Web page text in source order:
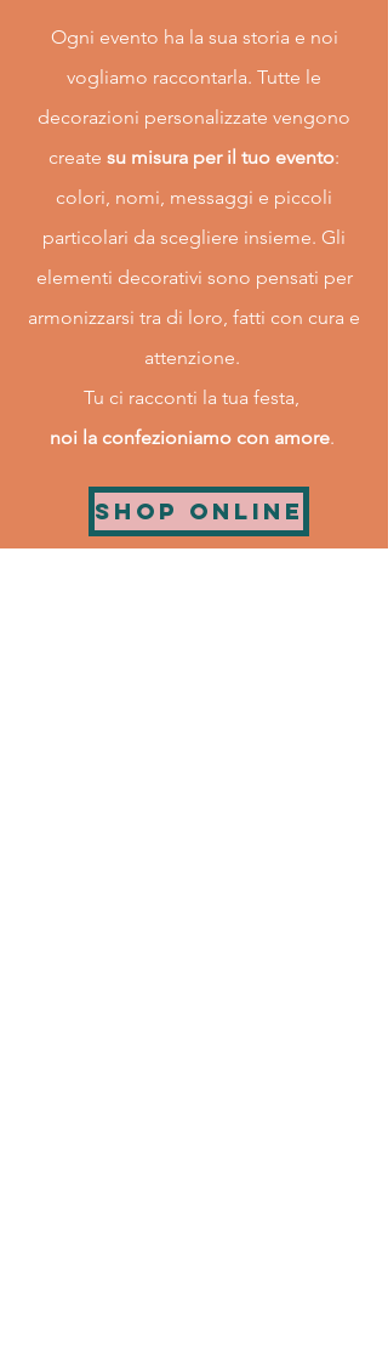
Ogni evento ha la sua storia e noi
vogliamo raccontarla. Tutte le
decorazioni personalizzate vengono
create su misura per il tuo evento:
colori, nomi, messaggi e piccoli
particolari da scegliere insieme. Gli
elementi decorativi sono pensati per
armonizzarsi tra di loro, fatti con cura e
attenzione.
Tu ci racconti la tua festa,
noi la confezioniamo con amore.
SHOP ONLINE